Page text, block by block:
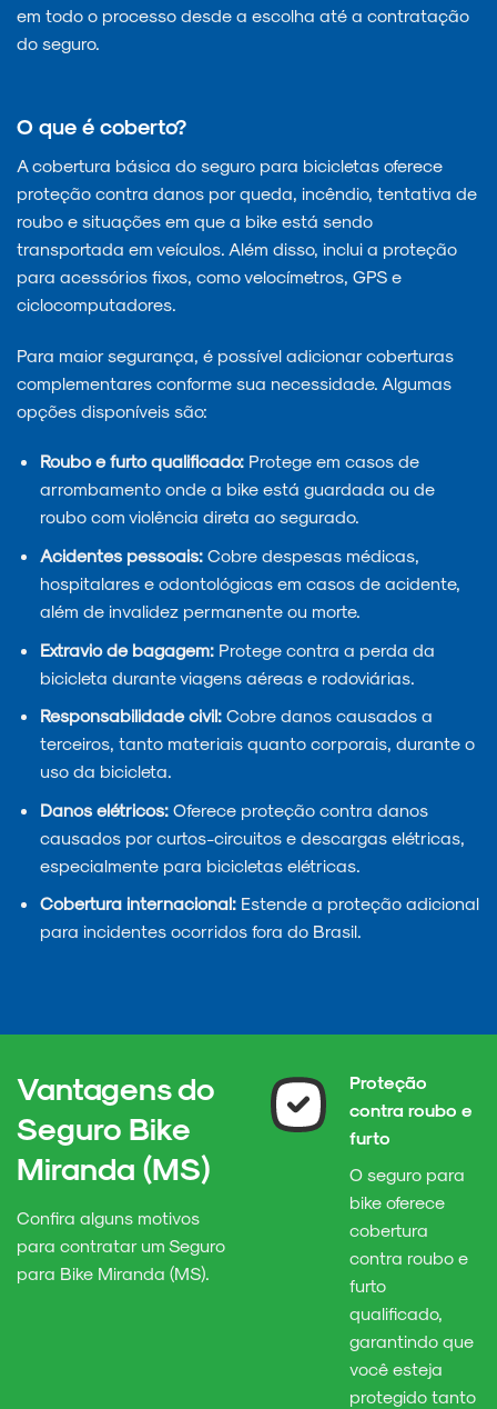
em todo o processo desde a escolha até a contratação
do seguro.
O que é coberto?
A cobertura básica do seguro para bicicletas oferece
proteção contra danos por queda, incêndio, tentativa de
roubo e situações em que a bike está sendo
transportada em veículos. Além disso, inclui a proteção
para acessórios fixos, como velocímetros, GPS e
ciclocomputadores.
Para maior segurança, é possível adicionar coberturas
complementares conforme sua necessidade. Algumas
opções disponíveis são:
Roubo e furto qualificado:Protege em casos de
arrombamento onde a bike está guardada ou de
roubo com violência direta ao segurado.
Acidentes pessoais:Cobre despesas médicas,
hospitalares e odontológicas em casos de acidente,
além de invalidez permanente ou morte.
Extravio de bagagem:Protege contra a perda da
bicicleta durante viagens aéreas e rodoviárias.
Responsabilidade civil:Cobre danos causados a
terceiros, tanto materiais quanto corporais, durante o
uso da bicicleta.
Danos elétricos:Oferece proteção contra danos
causados por curtos-circuitos e descargas elétricas,
especialmente para bicicletas elétricas.
Cobertura internacional:Estende a proteção adicional
para incidentes ocorridos fora do Brasil.
Vantagens do
Seguro Bike
Miranda (MS)
Confira alguns motivos
para contratar um Seguro
para Bike Miranda (MS).
Proteção
contra roubo e
furto
O seguro para
bike oferece
cobertura
contra roubo e
furto
qualificado,
garantindo que
você esteja
protegido tanto